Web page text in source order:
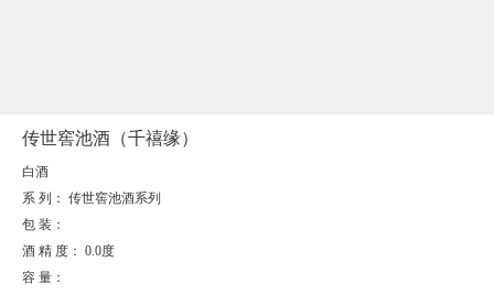
传世窖池酒（千禧缘）
白酒
系 列： 传世窖池酒系列
包 装：
酒 精 度： 0.0度
容 量：